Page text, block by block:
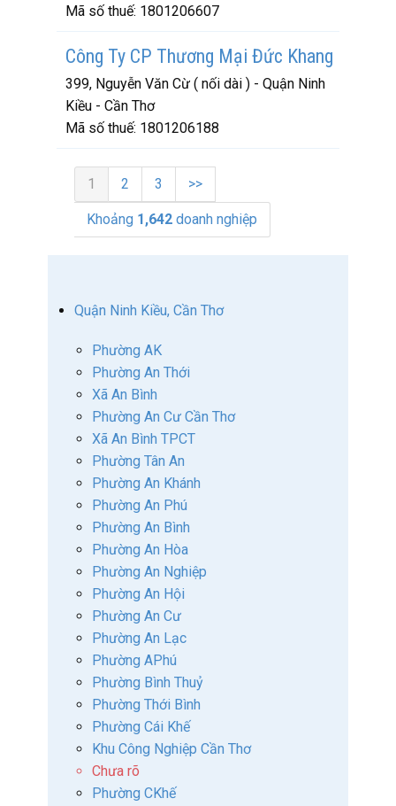
Mã số thuế: 1801206607
Công Ty CP Thương Mại Đức Khang
399, Nguyễn Văn Cừ ( nối dài ) - Quận Ninh
Kiều - Cần Thơ
Mã số thuế: 1801206188
1 2 3 >>
Khoảng 1,642 doanh nghiệp
Quận Ninh Kiều, Cần Thơ
Phường AK
Phường An Thới
Xã An Bình
Phường An Cư Cần Thơ
Xã An Bình TPCT
Phường Tân An
Phường An Khánh
Phường An Phú
Phường An Bình
Phường An Hòa
Phường An Nghiệp
Phường An Hội
Phường An Cư
Phường An Lạc
Phường APhú
Phường Bình Thuỷ
Phường Thới Bình
Phường Cái Khế
Khu Công Nghiệp Cần Thơ
Chưa rõ
Phường CKhế